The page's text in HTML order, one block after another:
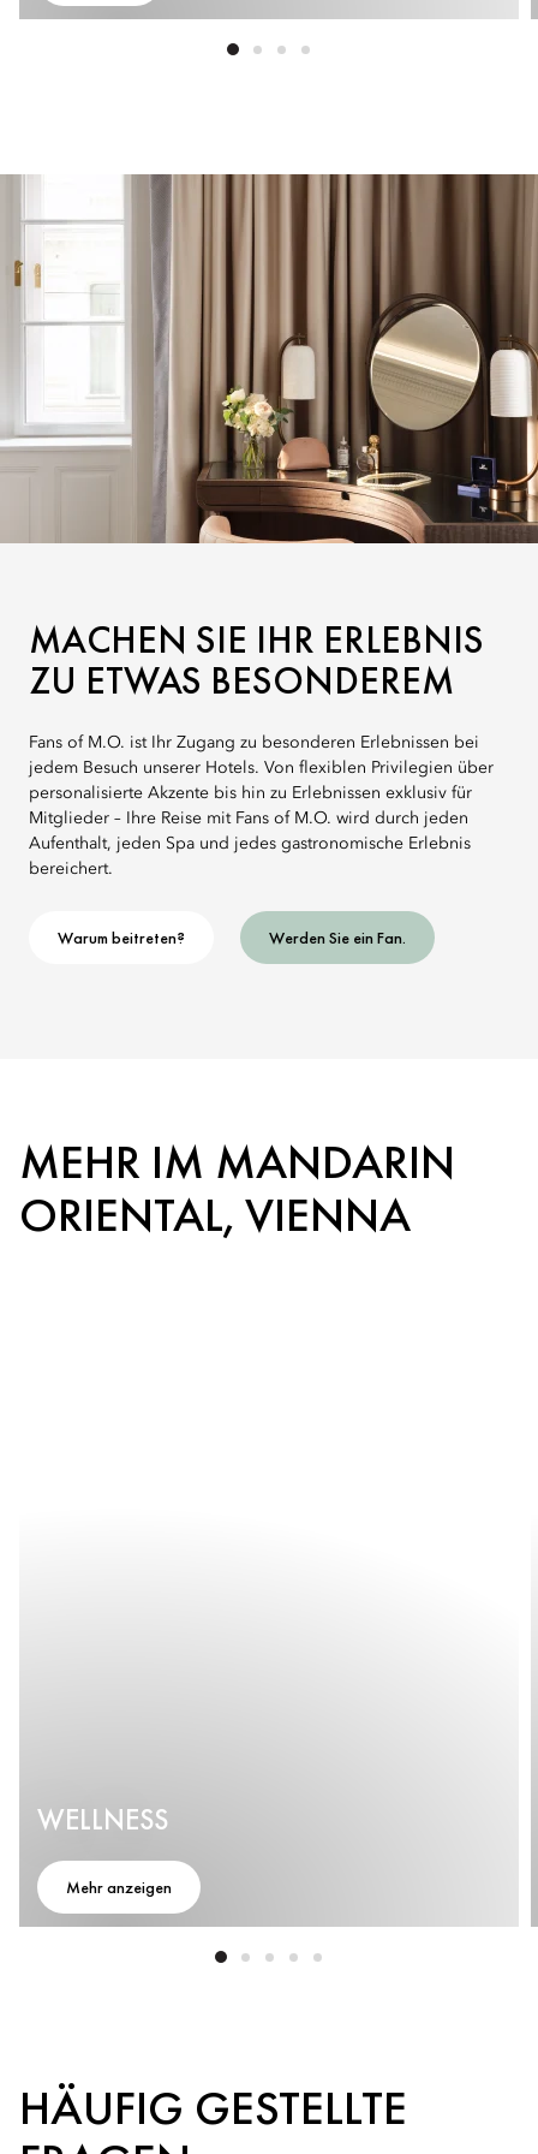
MACHEN SIE IHR ERLEBNIS
ZU ETWAS BESONDEREM
Fans of M.O. ist Ihr Zugang zu besonderen Erlebnissen bei
jedem Besuch unserer Hotels. Von flexiblen Privilegien über
personalisierte Akzente bis hin zu Erlebnissen exklusiv für
Mitglieder – Ihre Reise mit Fans of M.O. wird durch jeden
Aufenthalt, jeden Spa und jedes gastronomische Erlebnis
bereichert.
Warum beitreten? Werden Sie ein Fan.
MEHR IM MANDARIN
ORIENTAL, VIENNA
WELLNESS
Mehr anzeigen
HÄUFIG GESTELLTE